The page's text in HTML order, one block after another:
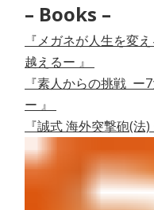
– Books –
『メガネが人生を変
越えるー 』
『素人からの挑戦 ー
ー 』
『誠式 海外突撃砲(法